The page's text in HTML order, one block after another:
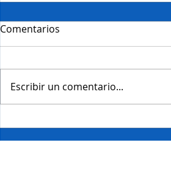
Comentarios
Escribir un comentario...